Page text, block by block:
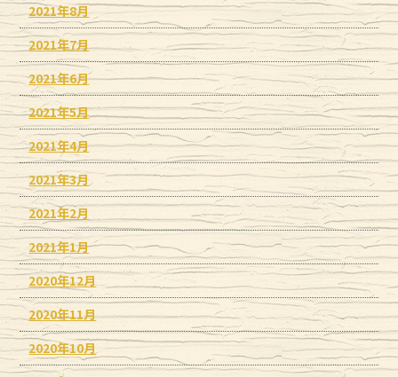
2021年8月
2021年7月
2021年6月
2021年5月
2021年4月
2021年3月
2021年2月
2021年1月
2020年12月
2020年11月
2020年10月